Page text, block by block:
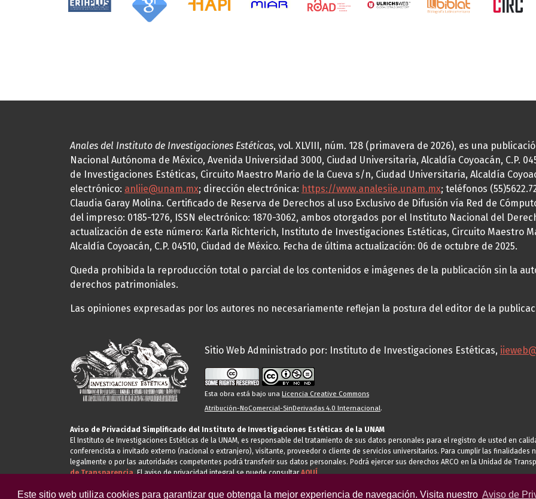
Este sitio web utiliza cookies para garantizar que obtenga la mejor experiencia de navegación. Visita nuestro Aviso de
Anales del Instituto de Investigaciones Estéticas, vol. XLVIII, núm. 128 (primavera de 2026), es una
Nacional Autónoma de México, Avenida Universidad 3000, Ciudad Universitaria, Alcaldía Coyoacán, C.P.
de Investigaciones Estéticas, Circuito Maestro Mario de la Cueva s/n, Ciudad Universitaria, Alcaldía
electrónico: anliie@unam.mx; dirección electrónica: https://www.analesiie.unam.mx; teléfonos
Claudia Garay Molina. Certificado de Reserva de Derechos al uso Exclusivo de Difusión vía Red de
del impreso: 0185-1276, ISSN electrónico: 1870-3062, ambos otorgados por el Instituto Nacional del
actualización de este número: Karla Richterich, Instituto de Investigaciones Estéticas, Circuito Maestro
Alcaldía Coyoacán, C.P. 04510, Ciudad de México. Fecha de última actualización: 06 de octubre de 2025.
Queda prohibida la reproducción total o parcial de los contenidos e imágenes de la publicación sin la
derechos patrimoniales.
Las opiniones expresadas por los autores no necesariamente reflejan la postura del editor de la
Sitio Web Administrado por: Instituto de Investigaciones Estéticas,
Esta obra está bajo una Licencia Creative Commons
Atribución-NoComercial-SinDerivadas 4.0 Internacional.
Aviso de Privacidad Simplificado del Instituto de Investigaciones Estéticas de la UNAM
El Instituto de Investigaciones Estéticas de la UNAM, es responsable del tratamiento de sus datos personales para el registro de usted en
conferencista o invitado externo (nacional o extranjero), visitante, proveedor o cliente de servicios universitarios. Para cumplir las finalidades
legalmente o por las autoridades competentes podrá transferir sus datos personales. Podrá ejercer sus derechos ARCO en la Unidad de
de Transparencia.El aviso de privacidad integral se puede consultarAQUÍ